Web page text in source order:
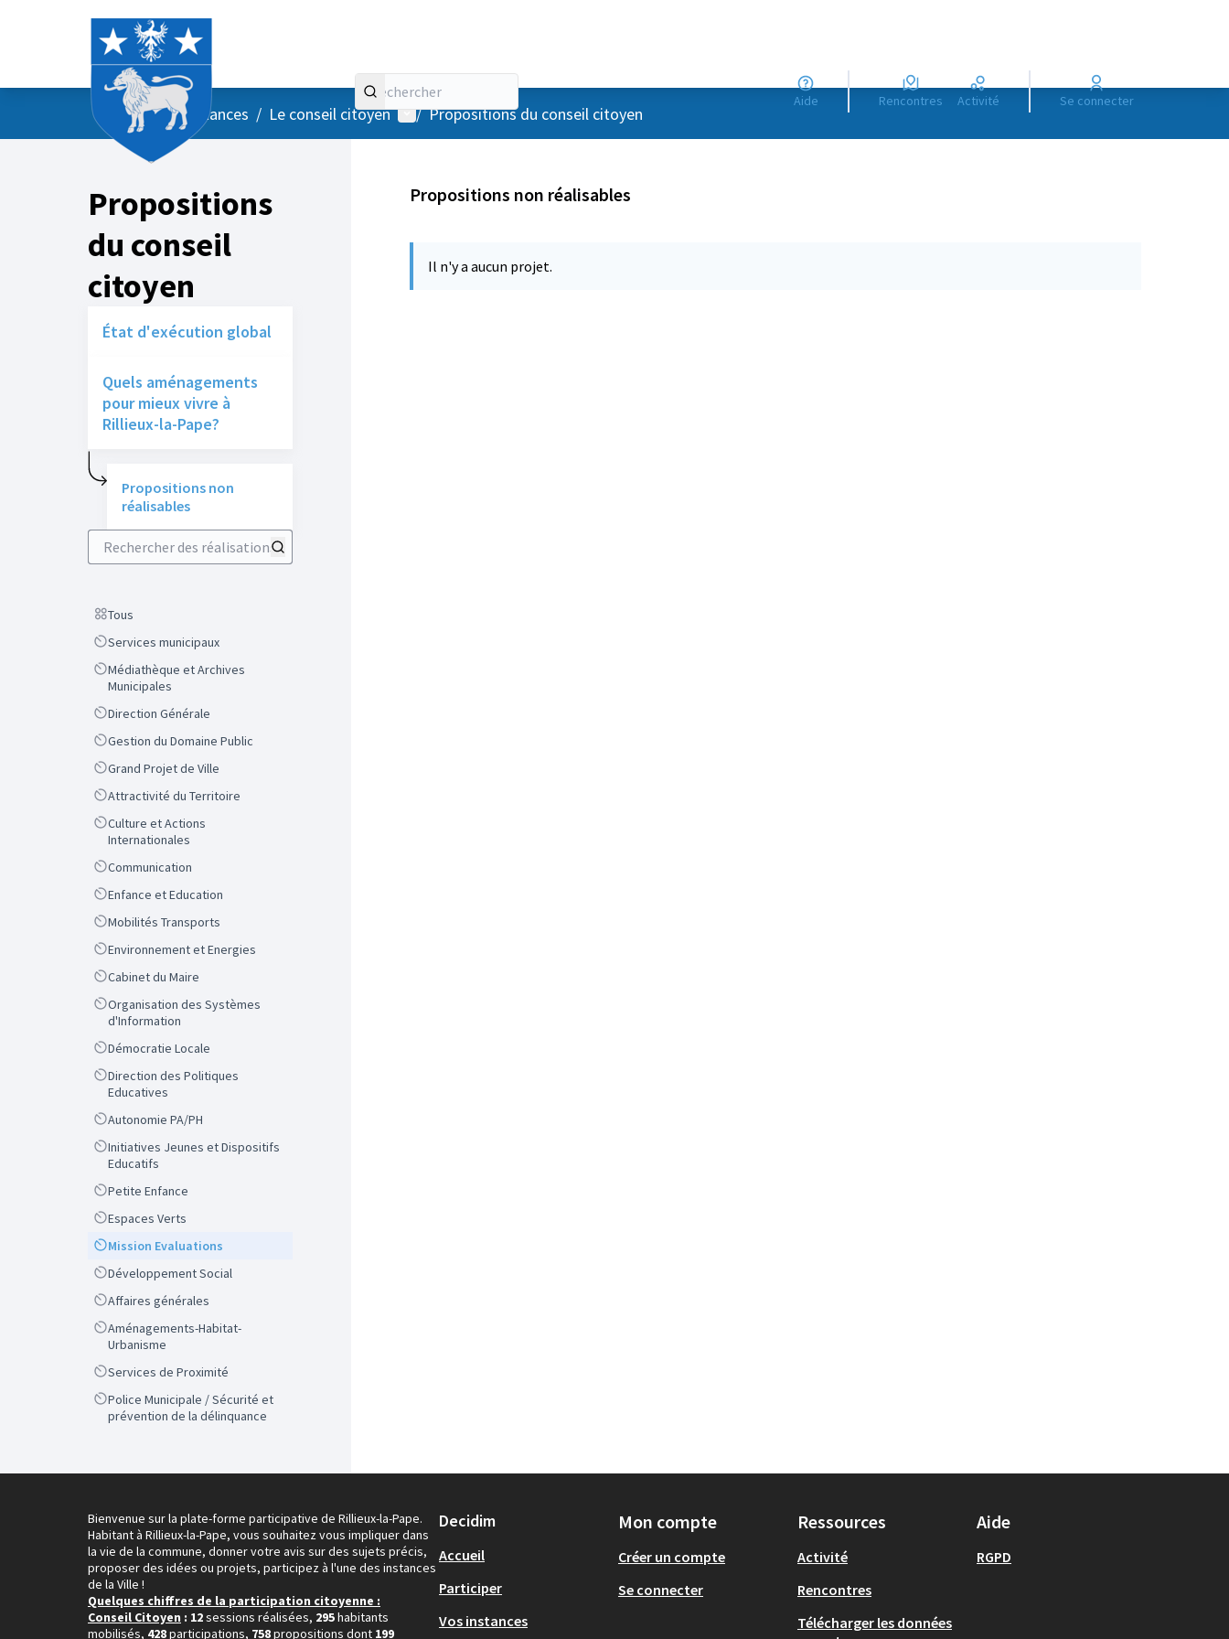
Aide Rencontres Activité Se connecter
AccueilMenu principal
/ Vos instances / Le conseil citoyen Menu utilisateur
/ Propositions du conseil citoyen
Propositions
du conseil
citoyen
État d'exécution global
Quels aménagements
pour mieux vivre à
Rillieux-la-Pape?
Propositions non
réalisables
Rechercher des réalisations
Scope
Tous
ScopeServices municipaux
Scope
Médiathèque et Archives
Municipales
ScopeDirection Générale
ScopeGestion du Domaine Public
ScopeGrand Projet de Ville
ScopeAttractivité du Territoire
Scope
Culture et Actions
Internationales
ScopeCommunication
ScopeEnfance et Education
ScopeMobilités Transports
ScopeEnvironnement et Energies
ScopeCabinet du Maire
Scope
Organisation des Systèmes
d'Information
ScopeDémocratie Locale
Scope
Direction des Politiques
Educatives
ScopeAutonomie PA/PH
Scope
Initiatives Jeunes et Dispositifs
Educatifs
ScopePetite Enfance
ScopeEspaces Verts
ScopeMission Evaluations
ScopeDéveloppement Social
ScopeAffaires générales
Scope
Aménagements-Habitat-
Urbanisme
ScopeServices de Proximité
Scope
Police Municipale / Sécurité et
prévention de la délinquance
Propositions non réalisables
Il n'y a aucun projet.
Bienvenue sur la plate-forme participative de Rillieux-la-Pape.
Habitant à Rillieux-la-Pape, vous souhaitez vous impliquer dans
la vie de la commune, donner votre avis sur des sujets précis,
proposer des idées ou projets, participez à l'une des instances
de la Ville !
Quelques chiffres de la participation citoyenne :
Conseil Citoyen : 12sessions réalisées, 295habitants
mobilisés, 428participations, 758propositions dont 199
Decidim
Accueil
Participer
Vos instances
Mon compte
Créer un compte
Se connecter
Ressources
Activité
Rencontres
Télécharger les données
Aide
RGPD